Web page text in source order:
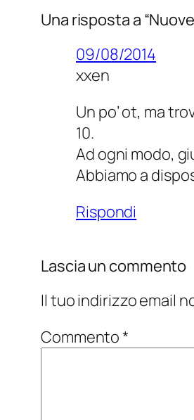
Una risposta a
09/08/2014
xxen
Un po’ ot, ma
10.
Ad ogni modo,
Abbiamo a
Rispondi
Lascia un commento
Il tuo indirizzo email
Commento*